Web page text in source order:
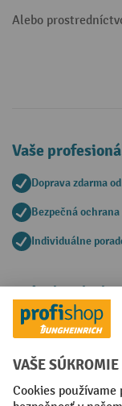
Alebo
Vaše
Doprava zdarma
Bezpečná
Individuálne
Spôsoby platby
Creditcard
Faktúra